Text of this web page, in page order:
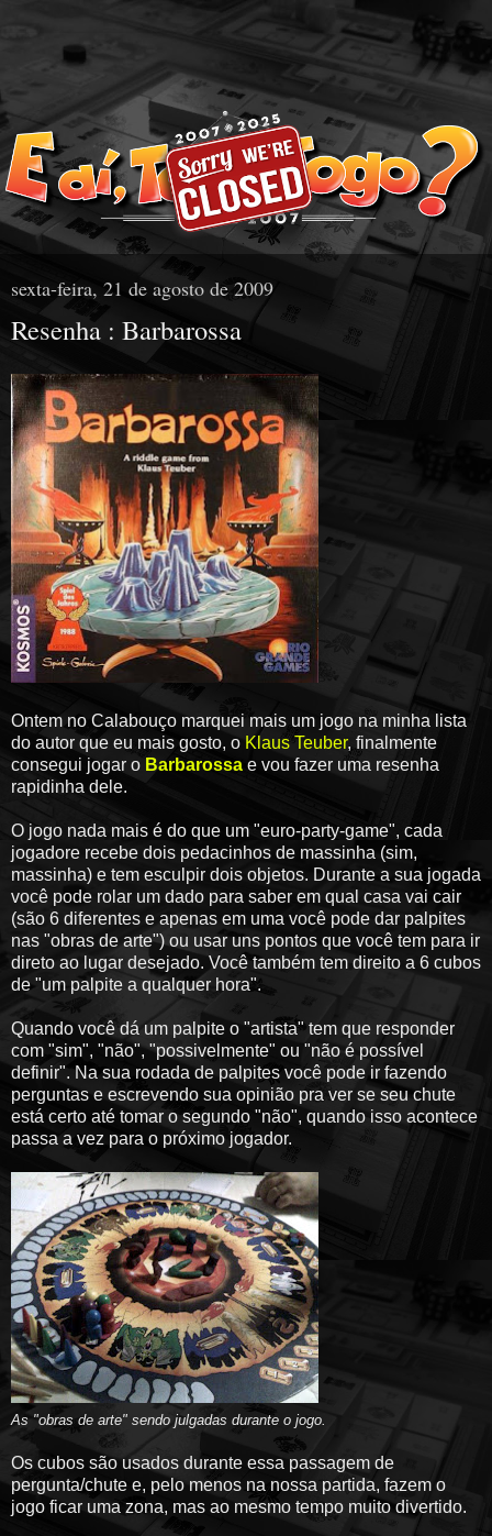
sexta-feira, 21 de agosto de 2009
Resenha : Barbarossa
Ontem no Calabouço marquei mais um jogo na minha lista
do autor que eu mais gosto, o Klaus Teuber, finalmente
consegui jogar o Barbarossa e vou fazer uma resenha
rapidinha dele.
O jogo nada mais é do que um "euro-party-game", cada
jogadore recebe dois pedacinhos de massinha (sim,
massinha) e tem esculpir dois objetos. Durante a sua jogada
você pode rolar um dado para saber em qual casa vai cair
(são 6 diferentes e apenas em uma você pode dar palpites
nas "obras de arte") ou usar uns pontos que você tem para ir
direto ao lugar desejado. Você também tem direito a 6 cubos
de "um palpite a qualquer hora".
Quando você dá um palpite o "artista" tem que responder
com "sim", "não", "possivelmente" ou "não é possível
definir". Na sua rodada de palpites você pode ir fazendo
perguntas e escrevendo sua opinião pra ver se seu chute
está certo até tomar o segundo "não", quando isso acontece
passa a vez para o próximo jogador.
As "obras de arte" sendo julgadas durante o jogo
Os cubos são usados durante essa passagem de
pergunta/chute e, pelo menos na nossa partida, fazem o
jogo ficar uma zona, mas ao mesmo tempo muito divertido.